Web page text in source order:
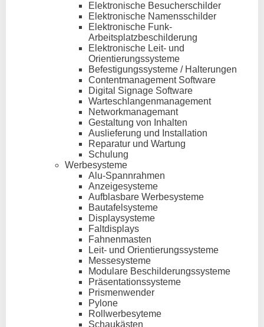
Elektronische Besucherschilder
Elektronische Namensschilder
Elektronische Funk-
Arbeitsplatzbeschilderung
Elektronische Leit- und
Orientierungssysteme
Befestigungssysteme / Halterungen
Contentmanagement Software
Digital Signage Software
Warteschlangenmanagement
Networkmanagemant
Gestaltung von Inhalten
Auslieferung und Installation
Reparatur und Wartung
Schulung
Werbesysteme
Alu-Spannrahmen
Anzeigesysteme
Aufblasbare Werbesysteme
Bautafelsysteme
Displaysysteme
Faltdisplays
Fahnenmasten
Leit- und Orientierungssysteme
Messesysteme
Modulare Beschilderungssysteme
Präsentationssysteme
Prismenwender
Pylone
Rollwerbesyteme
Schaukästen